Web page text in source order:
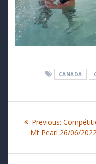
CANADA
l’article
Previous: Previous
post:
Mt Pearl 26/06/